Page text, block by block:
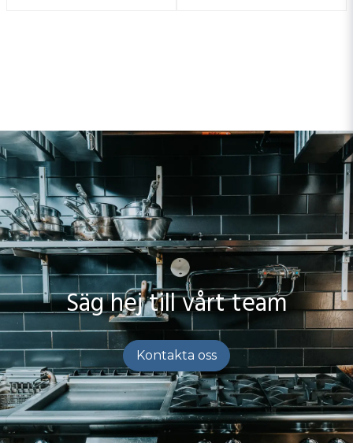
Säg hej till vårt team
Kontakta oss